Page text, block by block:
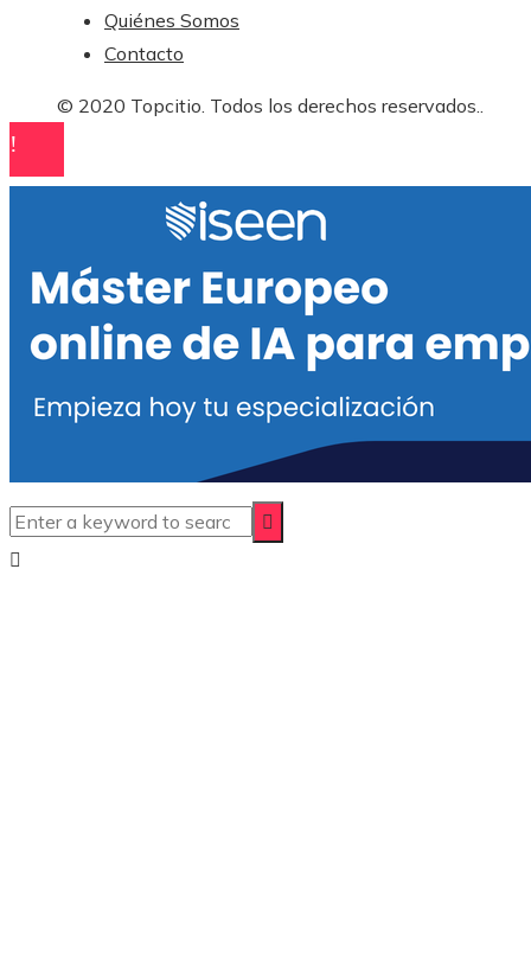
Quiénes Somos
Contacto
© 2020 Topcitio. Todos los derechos reservados..